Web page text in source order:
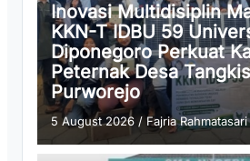
Inovasi Multidisiplin
KKN-T IDBU 59
Diponegoro Perkuat
Peternak Desa
Purworejo
5 August 2026 /Fajria Rahmatasari